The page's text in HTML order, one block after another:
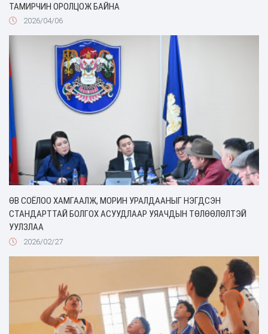
ТАМИРЧИН ОРОЛЦОЖ БАЙНА
2026/04/06
ӨВ СОЁЛОО ХАМГААЛЖ, МОРИН УРАЛДААНЫГ НЭГДСЭН
СТАНДАРТТАЙ БОЛГОХ АСУУДЛААР УЯАЧДЫН ТӨЛӨӨЛӨЛТЭЙ
УУЛЗЛАА
2026/02/27